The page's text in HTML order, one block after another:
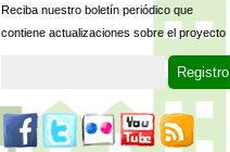
Reciba nuestro boletín periódico que
contiene actualizaciones sobre el proyecto